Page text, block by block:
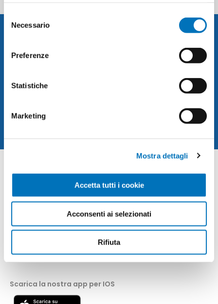
Selezione
delNecessario
Preferenze
Statistiche
Marketing
Mostra dettagli
Accetta tutti i cookie
Acconsenti ai selezionati
Rifiuta
CONTACT INFO
INFORMATION
Scarica la nostra app per IOS